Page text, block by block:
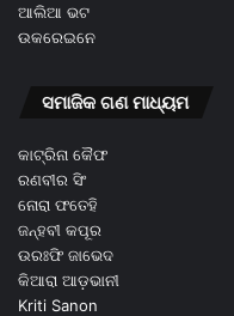
ଆଲିଆ ଭଟ
ଉକରେଇନେ
ସମାଜିକ ଗଣ ମାଧ୍ୟମ
କାଟ୍ରିନା କୈଫ
ରଣବୀର ସିଂ
ନୋରା ଫତେହି
ଜନ୍ହବୀ କପୂର
ଉରଃଫି ଜାଭେଦ
କିଆରା ଆଡ଼ଭାନୀ
Kriti Sanon